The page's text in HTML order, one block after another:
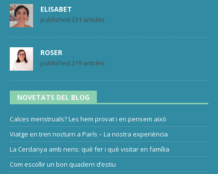
ELISABET
published 231 articles
ROSER
published 219 articles
NOVETATS DEL BLOG
Calces menstruals? Les hem provat i en pensem això
Viatge en tren nocturn a París – La nostra experiència
La Cerdanya amb nens: què fer i què visitar en família
Com escollir un bon quadern d’estiu